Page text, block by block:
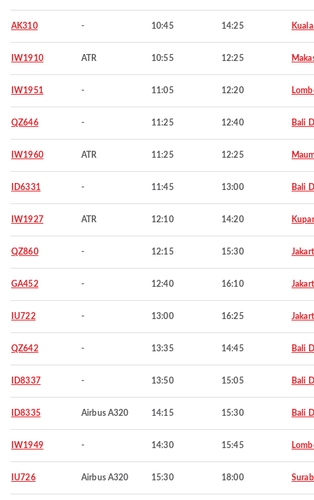
AK310 - 10:45 14:25
IW1910 ATR 10:55 12:25
IW1951 - 11:05 12:20
QZ646 - 11:25 12:40 Bali
IW1960 ATR 11:25 12:25
ID6331 - 11:45 13:00 Bali
IW1927 ATR 12:10 14:20
QZ860 - 12:15 15:30
GA452 - 12:40 16:10
IU722 - 13:00 16:25
QZ642 - 13:35 14:45 Bali
ID8337 - 13:50 15:05 Bali
ID8335 Airbus A320 14:15 15:30 Bali
IW1949 - 14:30 15:45
IU726 Airbus A320 15:30 18:00